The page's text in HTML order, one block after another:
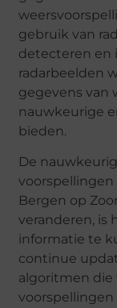
gebruik van
detecteren en
radarbeelden
gegevens van
nauwkeurige
bieden.
De
voorspellingen
Bergen op
veranderen, is
informatie te
continue
algoritmen